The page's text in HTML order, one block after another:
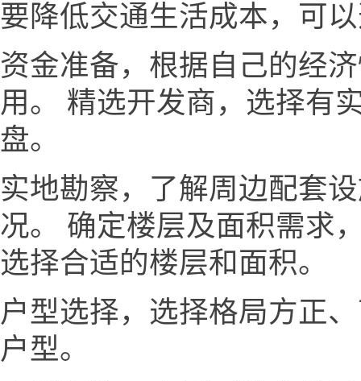
要降低交通生活成本，可
资金准备，根据自己的经
用。 精选开发商，选择有
盘。
实地勘察，了解周边配套
况。 确定楼层及面积需求
选择合适的楼层和面积。
户型选择，选择格局方正
户型。